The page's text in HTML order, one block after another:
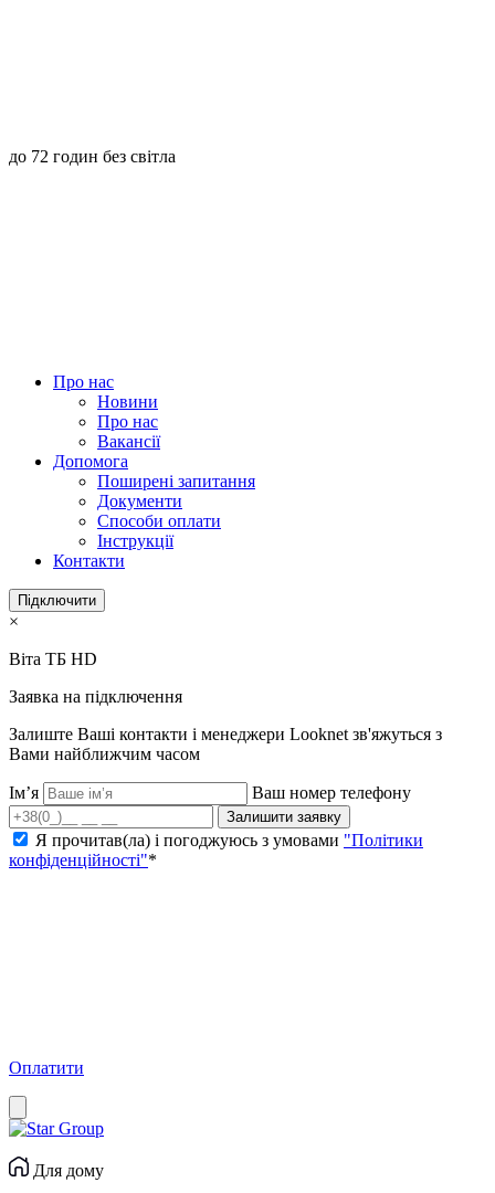
до 72 годин без світла
Про нас
Новини
Про нас
Вакансії
Допомога
Поширені запитання
Документи
Способи оплати
Інструкції
Контакти
Підключити
×
Віта ТБ HD
Заявка на підключення
Залиште Ваші контакти і менеджери Looknet зв'яжуться з
Вами найближчим часом
Ім’я Ваш номер телефону
Залишити заявку
Я прочитав(ла) і погоджуюсь з умовами "Політики
конфіденційності"*
Оплатити
Для дому